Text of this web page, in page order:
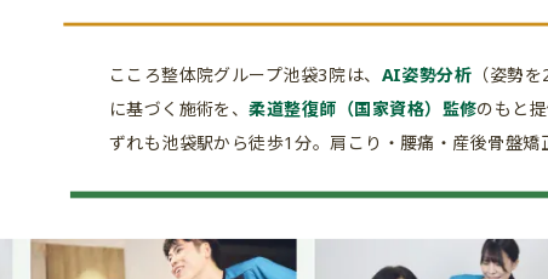
こころ整体院グループ池袋3院は、 AI姿勢分析 （姿勢
に基づく施術を、柔道整復師（国家資格）監修のもと
ずれも池袋駅から徒歩1分。肩こり・腰痛・産後骨盤矯